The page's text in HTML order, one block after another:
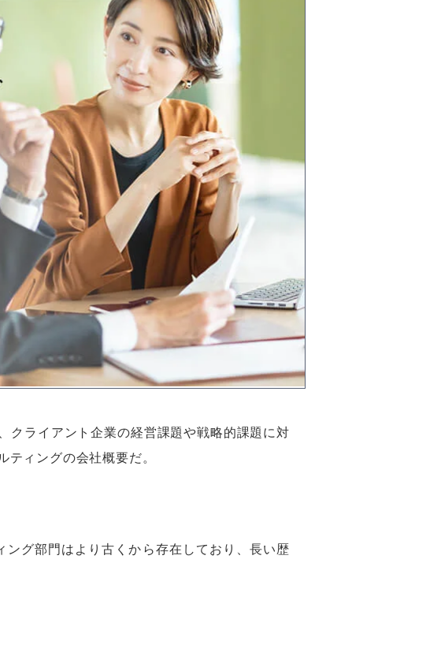
クライアント企業の経営課題や戦略的課題に対
ィングの会社概要だ。
グ部門はより古くから存在しており、長い歴